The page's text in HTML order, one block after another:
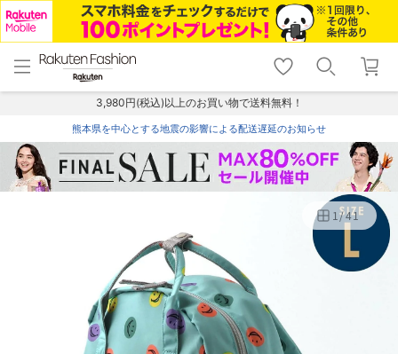
menu home
トップ
shopping_cart lock_outline
ログイン
3,980円(税込)以上のお買い物で送料無料！
熊本県を中心とする地震の影響による配送遅延のお知らせ
1/41